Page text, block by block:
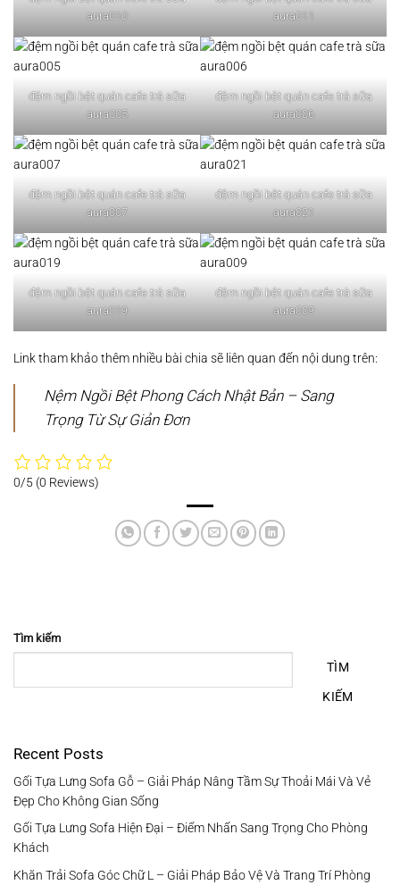
aura010
aura011
đệm ngồi bệt quán cafe trà sữa
aura005
đệm ngồi bệt quán cafe trà sữa
aura006
đệm ngồi bệt quán cafe trà sữa
aura007
đệm ngồi bệt quán cafe trà sữa
aura021
đệm ngồi bệt quán cafe trà sữa
aura019
đệm ngồi bệt quán cafe trà sữa
aura009
Link tham khảo thêm nhiều bài chia sẽ liên quan đến nội dung trên:
Nệm Ngồi Bệt Phong Cách Nhật Bản – Sang
Trọng Từ Sự Giản Đơn
0/5 (0 Reviews)
Tìm kiếm
TÌM
KIẾM
Recent Posts
Gối Tựa Lưng Sofa Gỗ – Giải Pháp Nâng Tầm Sự Thoải Mái Và Vẻ
Đẹp Cho Không Gian Sống
Gối Tựa Lưng Sofa Hiện Đại – Điểm Nhấn Sang Trọng Cho Phòng
Khách
Khăn Trải Sofa Góc Chữ L – Giải Pháp Bảo Vệ Và Trang Trí Phòng